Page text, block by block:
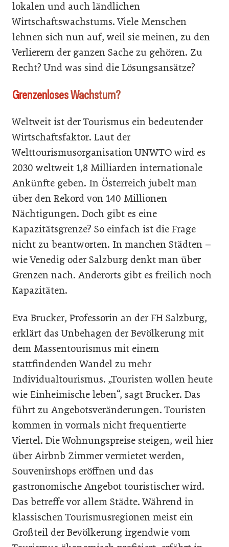
lokalen und auch ländlichen
Wirtschaftswachstums. Viele Menschen
lehnen sich nun auf, weil sie meinen, zu den
Verlierern der ganzen Sache zu gehören. Zu
Recht? Und was sind die Lösungsansätze?
Grenzenloses Wachstum?
Weltweit ist der Tourismus ein bedeutender
Wirtschaftsfaktor. Laut der
Welttourismusorganisation UNWTO wird es
2030 weltweit 1,8 Milliarden internationale
Ankünfte geben. In Österreich jubelt man
über den Rekord von 140 Millionen
Nächtigungen. Doch gibt es eine
Kapazitätsgrenze? So einfach ist die Frage
nicht zu beantworten. In manchen Städten –
wie Venedig oder Salzburg denkt man über
Grenzen nach. Anderorts gibt es freilich noch
Kapazitäten.
Eva Brucker, Professorin an der FH Salzburg,
erklärt das Unbehagen der Bevölkerung mit
dem Massentourismus mit einem
stattfindenden Wandel zu mehr
Individualtourismus. „Touristen wollen heute
wie Einheimische leben“, sagt Brucker. Das
führt zu Angebotsveränderungen. Touristen
kommen in vormals nicht frequentierte
Viertel. Die Wohnungspreise steigen, weil hier
über Airbnb Zimmer vermietet werden,
Souvenirshops eröffnen und das
gastronomische Angebot touristischer wird.
Das betreffe vor allem Städte. Während in
klassischen Tourismusregionen meist ein
Großteil der Bevölkerung irgendwie vom